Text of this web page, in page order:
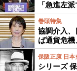
「急進左
巻頭特集
協調介入
ば通貨危
保阪正康 日本
シリーズ